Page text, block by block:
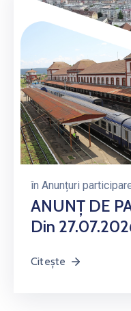
în Anunțuri
ANUNŢ DE
Din
Citește